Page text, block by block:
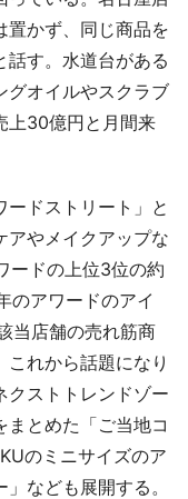
置かず、同じ商品を
話す。水道台がある
グオイルやスクラブ
上30億円と月間来
ドストリート」と
アやメイクアップな
ードの上位3位の約
のアワードのアイ
当店舗の売れ筋商
れから話題になり
クストトレンドゾー
まとめた「ご当地コ
のミニサイズのア
なども展開する。